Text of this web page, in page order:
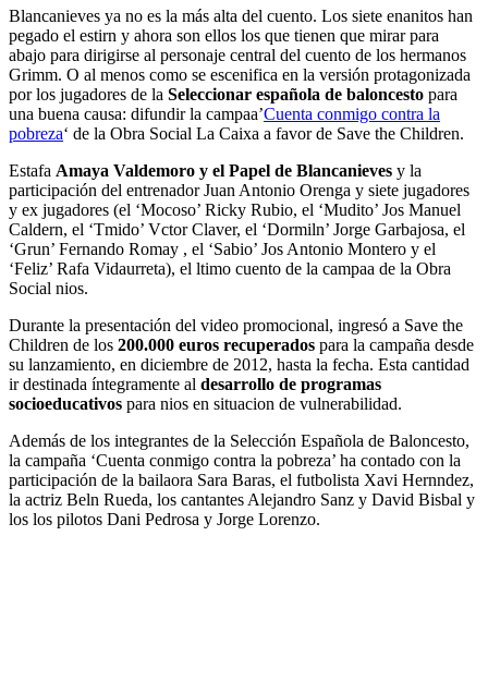
Blancanieves ya no es la más alta del cuento. Los siete enanitos han
pegado el estirn y ahora son ellos los que tienen que mirar para
abajo para dirigirse al personaje central del cuento de los hermanos
Grimm. O al menos como se escenifica en la versión protagonizada
por los jugadores de la Seleccionar española de baloncesto para
una buena causa: difundir la campaa’Cuenta conmigo contra la
pobreza‘ de la Obra Social La Caixa a favor de Save the Children.
Estafa Amaya Valdemoro y el Papel de Blancanieves y la
participación del entrenador Juan Antonio Orenga y siete jugadores
y ex jugadores (el ‘Mocoso’ Ricky Rubio, el ‘Mudito’ Jos Manuel
Caldern, el ‘Tmido’ Vctor Claver, el ‘Dormiln’ Jorge Garbajosa, el
‘Grun’ Fernando Romay , el ‘Sabio’ Jos Antonio Montero y el
‘Feliz’ Rafa Vidaurreta), el ltimo cuento de la campaa de la Obra
Social nios.
Durante la presentación del video promocional, ingresó a Save the
Children de los 200.000 euros recuperados para la campaña desde
su lanzamiento, en diciembre de 2012, hasta la fecha. Esta cantidad
ir destinada íntegramente al desarrollo de programas
socioeducativos para nios en situacion de vulnerabilidad.
Además de los integrantes de la Selección Española de Baloncesto,
la campaña ‘Cuenta conmigo contra la pobreza’ ha contado con la
participación de la bailaora Sara Baras, el futbolista Xavi Hernndez,
la actriz Beln Rueda, los cantantes Alejandro Sanz y David Bisbal y
los los pilotos Dani Pedrosa y Jorge Lorenzo.